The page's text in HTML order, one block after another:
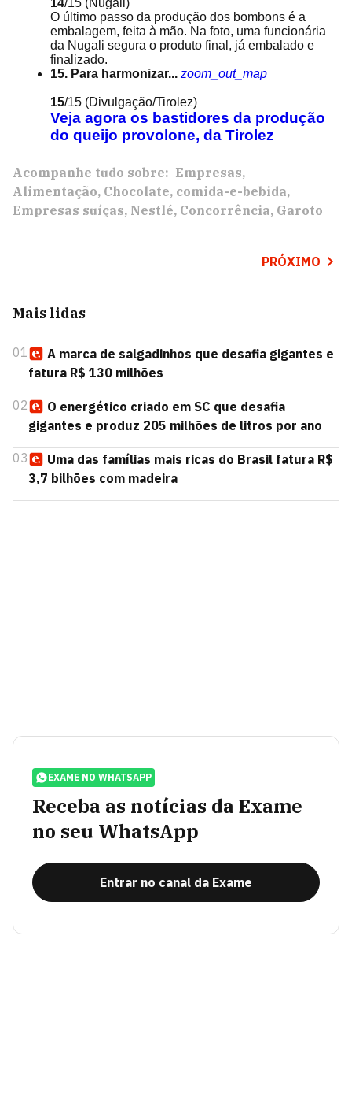
14/15 (Nugali)
O último passo da produção dos bombons é a
embalagem, feita à mão. Na foto, uma funcionária
da Nugali segura o produto final, já embalado e
finalizado.
15. Para harmonizar... zoom_out_map
15/15 (Divulgação/Tirolez)
Veja agora os bastidores da produção
do queijo provolone, da Tirolez
Acompanhe tudo sobre: Empresas
Alimentação Chocolate comida-e-bebida
Empresas suíças Nestlé Concorrência Garoto
PRÓXIMO
Mais lidas
01
A marca de salgadinhos que desafia gigantes e
fatura R$ 130 milhões
02
O energético criado em SC que desafia
gigantes e produz 205 milhões de litros por ano
03
Uma das famílias mais ricas do Brasil fatura R$
3,7 bilhões com madeira
EXAME NO WHATSAPP
Receba as notícias da Exame
no seu WhatsApp
Entrar no canal da Exame